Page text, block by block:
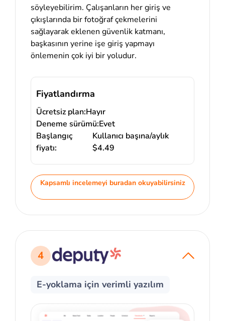
söyleyebilirim. Çalışanların her giriş ve
çıkışlarında bir fotoğraf çekmelerini
sağlayarak eklenen güvenlik katmanı,
başkasının yerine işe giriş yapmayı
önlemenin çok iyi bir yoludur.
Fiyatlandırma
Ücretsiz plan:Hayır
Deneme sürümü:Evet
Başlangıç
fiyatı:
Kullanıcı başına/aylık
$4.49
Kapsamlı incelemeyi buradan okuyabilirsiniz
4
E-yoklama için verimli yazılım